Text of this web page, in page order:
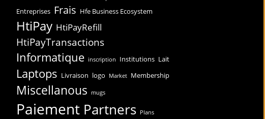
Entreprises Frais Hfe Business Ecosystem
HtiPay HtiPayRefill
HtiPayTransactions
Informatique inscription Institutions Lait
Laptops Livraison logo Market Membership
Miscellanous mugs
Paiement Partners Plans